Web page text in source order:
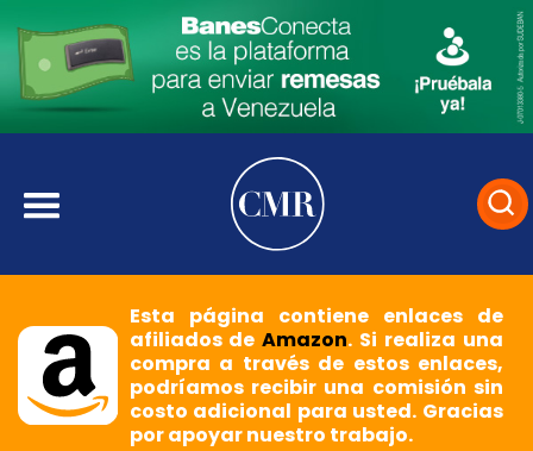
Esta página contiene enlaces de
afiliados deAmazon. Si realiza una
compra a través de estos enlaces,
podríamos recibir una comisión sin
costo adicional para usted. Gracias
por apoyar nuestro trabajo.